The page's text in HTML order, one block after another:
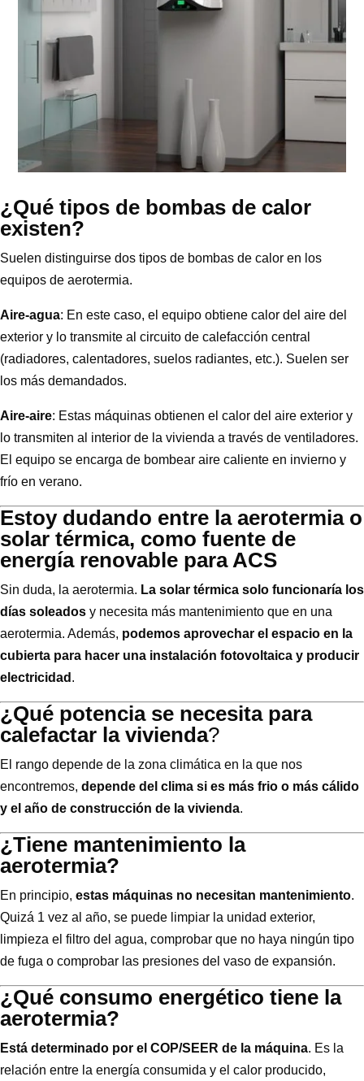
¿Qué tipos de bombas de calor
existen?
Suelen distinguirse dos tipos de bombas de calor en los
equipos de aerotermia.
Aire-agua: En este caso, el equipo obtiene calor del aire del
exterior y lo transmite al circuito de calefacción central
(radiadores, calentadores, suelos radiantes, etc.). Suelen ser
los más demandados.
Aire-aire: Estas máquinas obtienen el calor del aire exterior y
lo transmiten al interior de la vivienda a través de ventiladores.
El equipo se encarga de bombear aire caliente en invierno y
frío en verano.
Estoy dudando entre la aerotermia o
solar térmica, como fuente de
energía renovable para ACS
Sin duda, la aerotermia. La solar térmica solo funcionaría los
días soleados y necesita más mantenimiento que en una
aerotermia. Además, podemos aprovechar el espacio en la
cubierta para hacer una instalación fotovoltaica y producir
electricidad .
¿Qué potencia se necesita para
calefactar la vivienda?
El rango depende de la zona climática en la que nos
encontremos, depende del clima si es más frio o más cálido
y el año de construcción de la vivienda.
¿Tiene mantenimiento la
aerotermia?
En principio, estas máquinas no necesitan mantenimiento.
Quizá 1 vez al año, se puede limpiar la unidad exterior,
limpieza el filtro del agua, comprobar que no haya ningún tipo
de fuga o comprobar las presiones del vaso de expansión.
¿Qué consumo energético tiene la
aerotermia?
Está determinado por el COP/SEER de la máquina. Es la
relación entre la energía consumida y el calor producido,